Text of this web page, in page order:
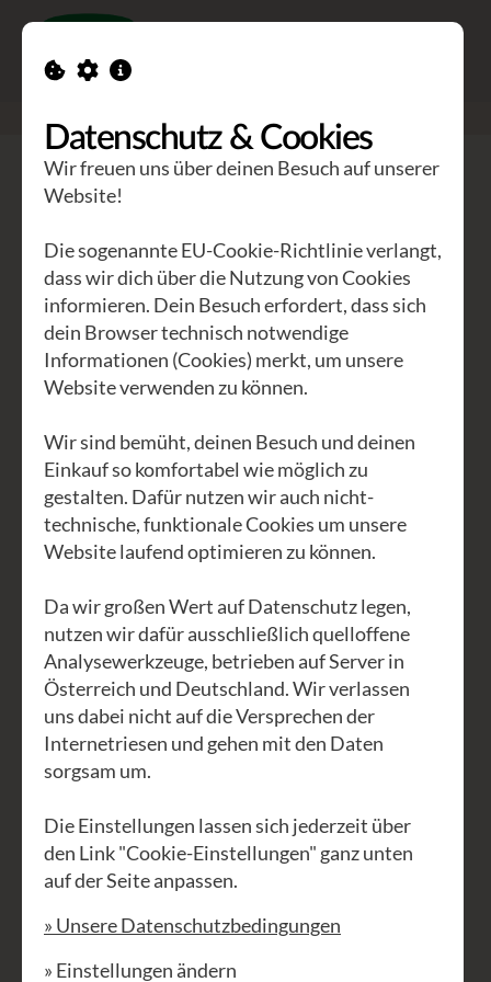
Räuchern im Jahreskreis
Räuchern und der Jahreskreis sind eng
miteinander verbunden, weil beide auf
den natürlichen Rhythmus der
Jahreszeiten und die sich wandelnde
Energie des Lebens abgestimmt sind.
In vielen naturspirituellen Traditionen –
etwa im keltischen oder neopaganen
Jahreskreis – gibt es acht Feste:
Samhain, Yule, Imbolc, Ostara, Beltane,
Litha, Lughnasadh und Mabon. Jedes
Fest markiert einen besonderen Punkt
im Sonnen,- und Mondlauf und bringt
eigene Themen mit sich, z. B.
Neubeginn, Wachstum, Ernte oder
Rückzug.
andere Pflanzen. Im Frühling räuchert
man oft mit reinigenden Kräutern wie
sonnendurchfluteten Blüten, im Herbst
mit erdenden Harzen und im Winter mit
Datenschutz & Cookies
Wir freuen uns über deinen Besuch auf unserer
Website!
Die sogenannte EU-Cookie-Richtlinie verlangt,
dass wir dich über die Nutzung von Cookies
informieren. Dein Besuch erfordert, dass sich
dein Browser technisch notwendige
Informationen (Cookies) merkt, um unsere
Website verwenden zu können.
Wir sind bemüht, deinen Besuch und deinen
Einkauf so komfortabel wie möglich zu
gestalten. Dafür nutzen wir auch nicht-
technische, funktionale Cookies um unsere
Website laufend optimieren zu können.
Da wir großen Wert auf Datenschutz legen,
nutzen wir dafür ausschließlich quelloffene
Analysewerkzeuge, betrieben auf Server in
Österreich und Deutschland. Wir verlassen
uns dabei nicht auf die Versprechen der
Internetriesen und gehen mit den Daten
sorgsam um.
Die Einstellungen lassen sich jederzeit über
den Link "Cookie-Einstellungen" ganz unten
auf der Seite anpassen.
» Unsere Datenschutzbedingungen
» Einstellungen ändern